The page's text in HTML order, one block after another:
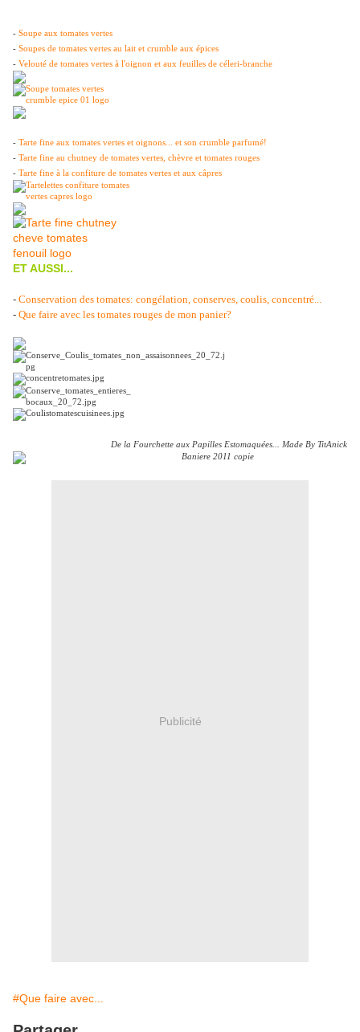
- Soupe aux tomates vertes
- Soupes de tomates vertes au lait et crumble aux épices
- Velouté de tomates vertes à l'oignon et aux feuilles de céleri-branche
- Tarte fine aux tomates vertes et oignons... et son crumble parfumé!
- Tarte fine au chutney de tomates vertes, chèvre et tomates rouges
- Tarte fine à la confiture de tomates vertes et aux câpres
ET AUSSI...
- Conservation des tomates: congélation, conserves, coulis, concentré...
- Que faire avec les tomates rouges de mon panier?
De la Fourchette aux Papilles Estomaquées... Made By TitAnick
Publicité
#Que faire avec...